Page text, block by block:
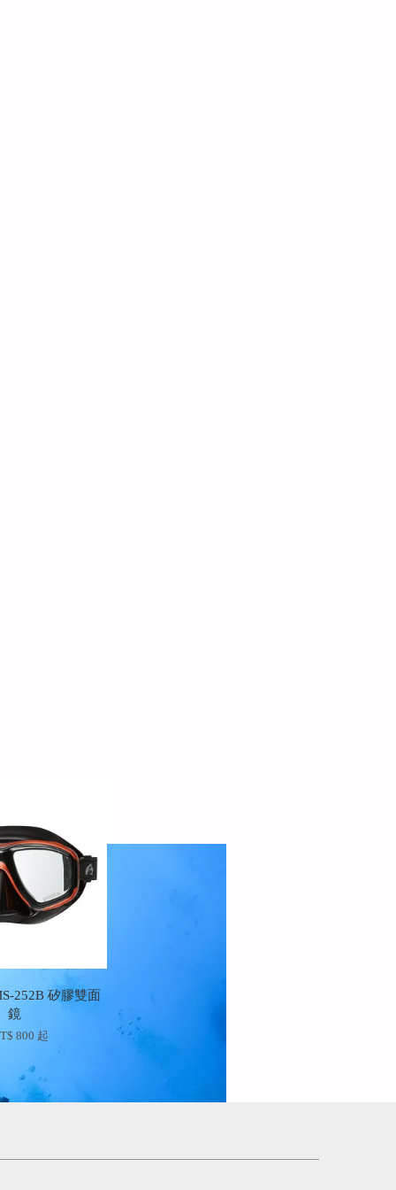
252B 矽膠雙面
鏡
800 起